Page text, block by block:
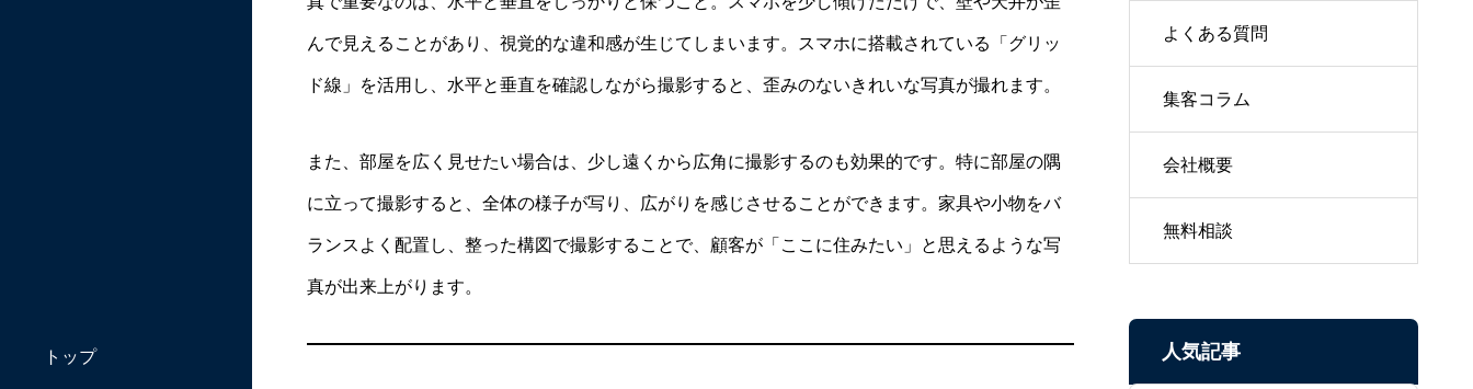
トップ
んで見えることがあり、視覚的な違和感が生じてしまいます。スマホに搭載されている「グリッ
ド線」を活用し、水平と垂直を確認しながら撮影すると、歪みのないきれいな写真が撮れます。
また、部屋を広く見せたい場合は、少し遠くから広角に撮影するのも効果的です。特に部屋の隅
に立って撮影すると、全体の様子が写り、広がりを感じさせることができます。家具や小物をバ
ランスよく配置し、整った構図で撮影することで、顧客が「ここに住みたい」と思えるような写
真が出来上がります。
よくある質問
集客コラム
会社概要
無料相談
人気記事